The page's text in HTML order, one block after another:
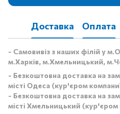
Доставка Оплата
- Самовивіз з наших філій у
м.Харків, м.Хмельницький,
- Безкоштовна доставка на
місті Одеса (кур'єром
- Безкоштовна доставка на
місті Хмельницький (кур'єром